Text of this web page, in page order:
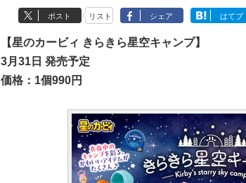
ポスト リスト シェア はてブ
【星のカービィ きらきら星空キャンプ】
3月31日 発売予定
価格：1個990円